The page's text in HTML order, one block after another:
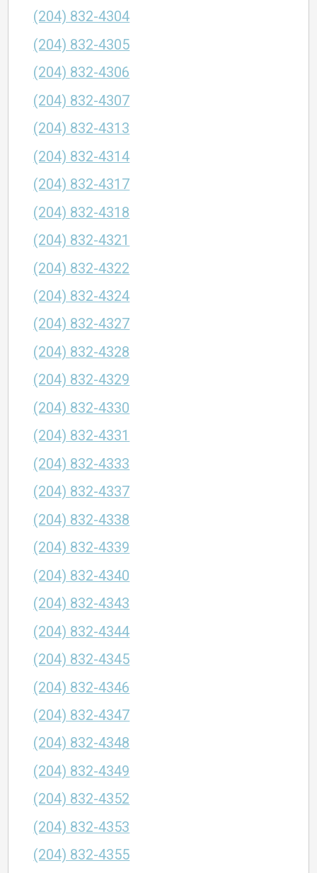
(204) 832-4304
(204) 832-4305
(204) 832-4306
(204) 832-4307
(204) 832-4313
(204) 832-4314
(204) 832-4317
(204) 832-4318
(204) 832-4321
(204) 832-4322
(204) 832-4324
(204) 832-4327
(204) 832-4328
(204) 832-4329
(204) 832-4330
(204) 832-4331
(204) 832-4333
(204) 832-4337
(204) 832-4338
(204) 832-4339
(204) 832-4340
(204) 832-4343
(204) 832-4344
(204) 832-4345
(204) 832-4346
(204) 832-4347
(204) 832-4348
(204) 832-4349
(204) 832-4352
(204) 832-4353
(204) 832-4355